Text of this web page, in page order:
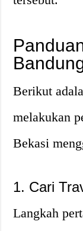
Berikut
melakukan
Bekasi
1. Cari
Langkah